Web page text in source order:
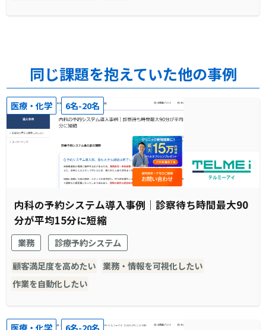
同じ課題を抱えていた他の事例
医療・化学 6名-20名
内科の予約システム導入事例｜診察待ち時間最大90
分が平均15分に短縮
業務
診療予約システム
顧客満足度を高めたい 業務・情報を可視化したい
作業を自動化したい
医療・化学 6名-20名